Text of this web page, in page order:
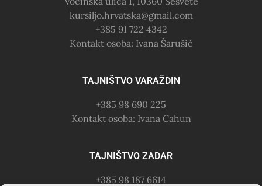
kursiljo.hrvatska@gmail.com
+385 91 722 4342
Kontakt osoba: Ivana Šarušić
TAJNIŠTVO VARAŽDIN
+385 98 690 225
Kontakt osoba: Ivana Cahun
TAJNIŠTVO ZADAR
+385 98 187 6614